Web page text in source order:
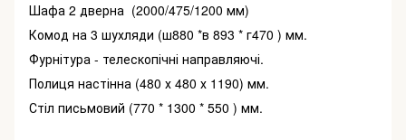
Шафа 2 дверна (2000/475/1200 мм)
Комод на 3 шухляди (ш880 *в 893 * г470 ) мм.
Фурнітура - телескопічні направляючі.
Полиця настінна (480 х 480 х 1190) мм.
Стіл письмовий (770 * 1300 * 550 ) мм.